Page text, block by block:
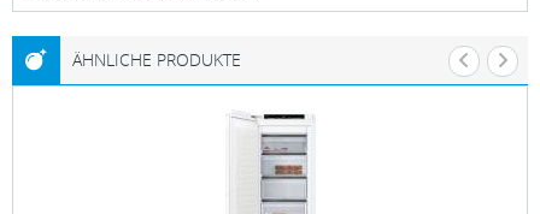
ÄHNLICHE PRODUKTE